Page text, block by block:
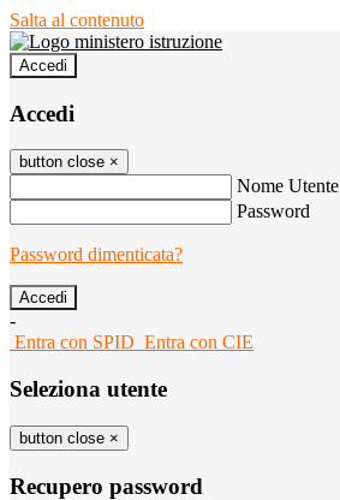
Salta al contenuto
Accedi
Accedi
button close ×
Nome Utente
Password
Password dimenticata?
-
Entra con SPID Entra con CIE
Seleziona utente
button close ×
Recupero password